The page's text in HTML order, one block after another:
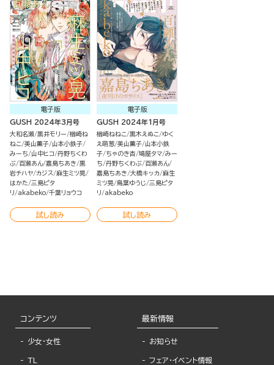
電子版
GUSH 2024年3月号
大和名瀬 黒井モリー 楢崎ね
ねこ 美山薫子 山本小鉄子
みーち
山中ヒコ 丹野ちくわ
ぶ 百瀬あん 嘉島ちあき 黒
岩チハヤ カジス 麻生ミツ晃
はかた 三島ピタ
リ
akabeko 千葉リョウコ
試し読み
電子版
GUSH 2024年1月号
楢崎ねねこ 黒木えぬこ
ゆく
え萌葱 美山薫子 山本小鉄
子 ちゃのき杏 鳩屋タマ みー
ち 丹野ちくわぶ 百瀬あん
嘉島ちあき 大橋キッカ 麻生
ミツ晃 鳥葉ゆうじ 三島ピタ
リ
akabeko
試し読み
コンテンツ
少女・女性
TL
最新情報
お知らせ
フェア・イベント情報